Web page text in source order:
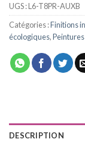
UGS :L6-T8PR-AUXB
Catégories :Finitions
écologiques,
DESCRIPTION